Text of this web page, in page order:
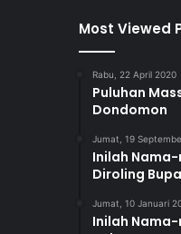
Most Viewed
Rabu, 22 April 2020
Puluhan
Dondomon
Jumat, 19
Inilah
Diroling
Jumat, 10 Januari
Inilah